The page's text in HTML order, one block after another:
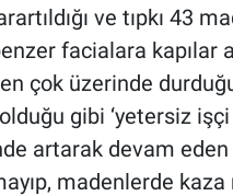
ve tıpkı 43
facialara kapılar
çok üzerinde
gibi ‘yetersiz
artarak devam
madenlerde kaza